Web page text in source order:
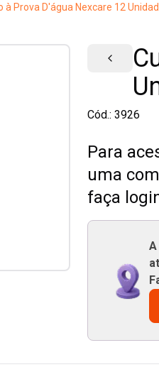
à Prova D'água Nexcare 12
Cód.: 3926
Para
uma
faça